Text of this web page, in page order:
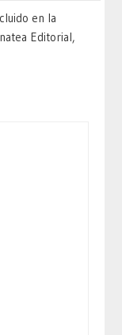
en la
Editorial,